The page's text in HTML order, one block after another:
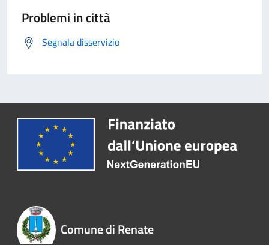
Problemi in città
Segnala disservizio
Comune di Renate